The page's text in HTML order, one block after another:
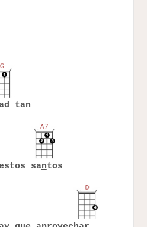
d tan
santos